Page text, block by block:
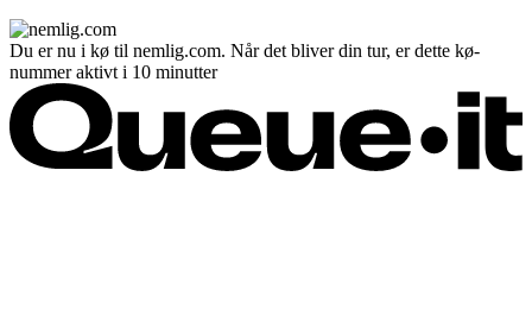
Du er nu i kø til nemlig.com. Når det bliver din tur, er dette kø-
nummer aktivt i 10 minutter